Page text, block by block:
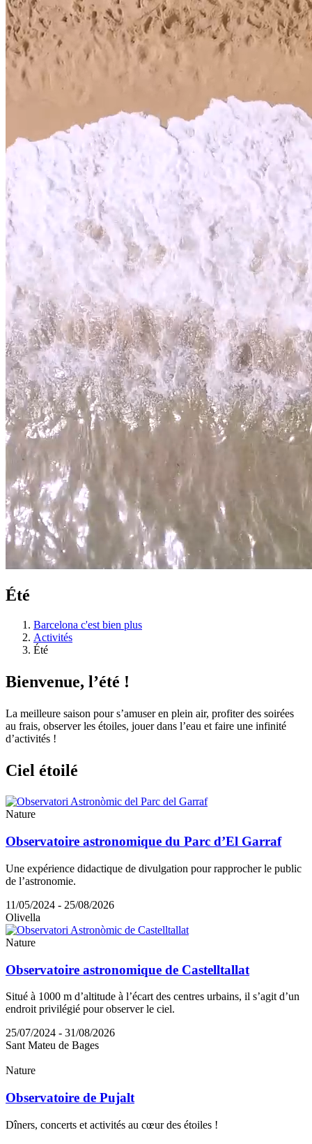
Été
Barcelona c'est bien plus
Activités
Été
Bienvenue, l’été !
La meilleure saison pour s’amuser en plein air, profiter des soirées
au frais, observer les étoiles, jouer dans l’eau et faire une infinité
d’activités !
Ciel étoilé
Nature
Observatoire astronomique du Parc d’El Garraf
Une expérience didactique de divulgation pour rapprocher le public
de l’astronomie.
11/05/2024 - 25/08/2026
Olivella
Nature
Observatoire astronomique de Castelltallat
Situé à 1000 m d’altitude à l’écart des centres urbains, il s’agit d’un
endroit privilégié pour observer le ciel.
25/07/2024 - 31/08/2026
Sant Mateu de Bages
Nature
Observatoire de Pujalt
Dîners, concerts et activités au cœur des étoiles !